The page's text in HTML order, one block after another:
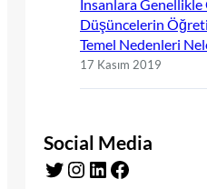
İnsanlara Genellikle
Düşüncelerin
Temel Nedenleri
17 Kasım 2019
Social Media
Twitter Instagram LinkedIn Facebook